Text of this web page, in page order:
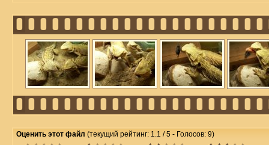
Оценить этот файл (текущий рейтинг: 1.1 / 5 - Голосов: 9)